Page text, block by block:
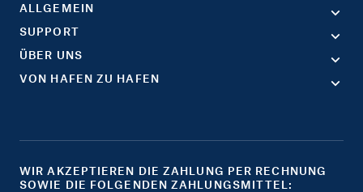
ALLGEMEIN
SUPPORT
ÜBER UNS
VON HAFEN ZU HAFEN
WIR AKZEPTIEREN DIE ZAHLUNG PER RECHNUNG
SOWIE DIE FOLGENDEN ZAHLUNGSMITTEL: